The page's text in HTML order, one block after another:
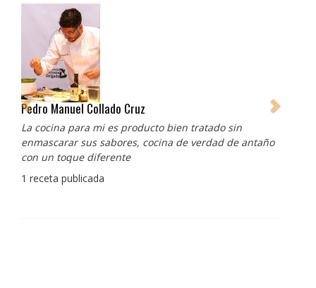
Pedro Manuel Collado Cruz
La cocina para mi es producto bien tratado sin
enmascarar sus sabores, cocina de verdad de antaño
con un toque diferente
1 receta publicada